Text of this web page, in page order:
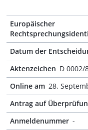
Europäischer
Datum der
Aktenzeichen D 0002/
Online am 28.
Antrag auf
Anmeldenummer -